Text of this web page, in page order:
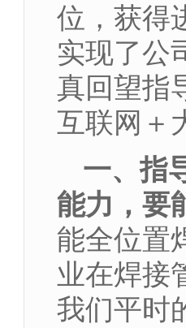
位，获得
实现了公
真回望指
互联网＋
一、指
能力，要
能全位置
业在焊接
我们平时